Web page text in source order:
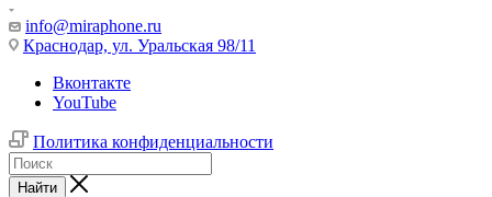
info@miraphone.ru
Краснодар, ул. Уральская 98/11
Вконтакте
YouTube
Политика конфиденциальности
Найти